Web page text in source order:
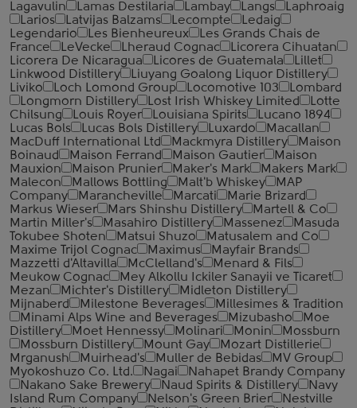
Lagavulin
Lamas Destilaria Lambay Langs
Laphroaig
Larios
Latvijas Balzams Lecompte
Ledaig
Legendario
Les Bienheureux
Les Grands Chais de
France
LeVecke Lheraud Cognac
Licorera Cihuatan
Licorera De Nicaragua
Licores de Guatemala
Lillet
Linkwood Distillery
Liuyang Goalong Liquor Distillery
Liviko
Loch Lomond Group Locomotive 103
Lombard
Longmorn Distillery
Lost Irish Whiskey Limited
Lotte
Chilsung
Louis Royer Louisiana Spirits
Lucano 1894
Lucas Bols
Lucas Bols Distillery Luxardo
Macallan
MacDuff International Ltd
Mackmyra Distillery
Maison
Boinaud
Maison Ferrand Maison Gautier
Maison
Mauxion
Maison Prunier Maker's Mark
Makers Mark
Malecon
Mallows Bottling Malt'b Whiskey
MAP
Company
Marancheville Marcati
Marie Brizard
Markus Wieser
Mars Shinshu Distillery
Martell & Co
Martin Miller's
Masahiro Distillery Massenez
Masuda
Tokubee Shoten
Matsui Shuzo
Matusalem and Co
Maxime Trijol Cognac
Maximus
Mayfair Brands
Mazzetti d'Altavilla
McClelland's
Menard & Fils
Meukow Cognac
Mey Alkollu Ickiler Sanayii ve Ticaret
Mezan
Michter's Distillery
Midleton Distillery
Mijnaberd
Milestone Beverages
Millesimes & Tradition
Minami Alps Wine and Beverages
Mizubasho
Moe
Distillery
Moet Hennessy Molinari Monin
Mossburn
Mossburn Distillery
Mount Gay
Mozart Distillerie
Mrganush
Muirhead's Muller de Bebidas
MV Group
Myokoshuzo Co. Ltd.
Nagai
Nahapet Brandy Company
Nakano Sake Brewery
Naud Spirits & Distillery
Navy
Island Rum Company
Nelson's Green Brier
Nestville